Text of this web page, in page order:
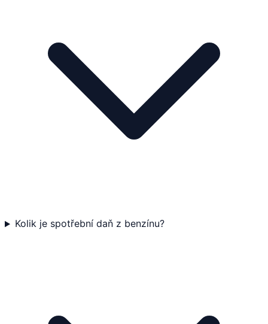
Kolik je spotřební daň z benzínu?